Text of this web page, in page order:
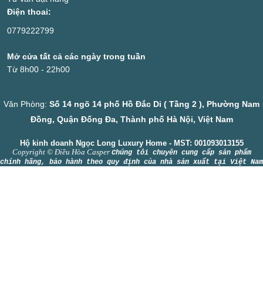
Điện thoai:
0779222799
Mở cửa tất cả các ngày trong tuần
Từ 8h00 - 22h00
Văn Phòng: Số 14 ngõ 14 phố Hồ Đắc Di ( Tầng 2 ), Phường Nam
Đồng, Quận Đống Đa, Thành phố Hà Nội, Việt Nam
Hộ kinh doanh Ngọc Long Luxury Home - MST: 001093013155
Copyright © Điều Hòa Casper Chúng tôi chuyên cung cấp sản phẩm
chính hãng, bảo hành theo quy định của nhà sản xuất tại Việt Nam